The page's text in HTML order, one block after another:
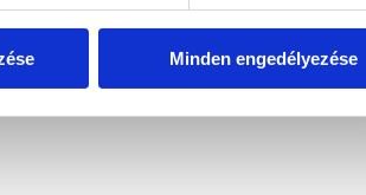
Minden engedélyezése